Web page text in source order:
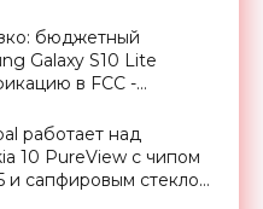
бюджетный
Galaxy S10 Lite
в FCC -
работает над
10 PureView с чипом
и сапфировым стеклом